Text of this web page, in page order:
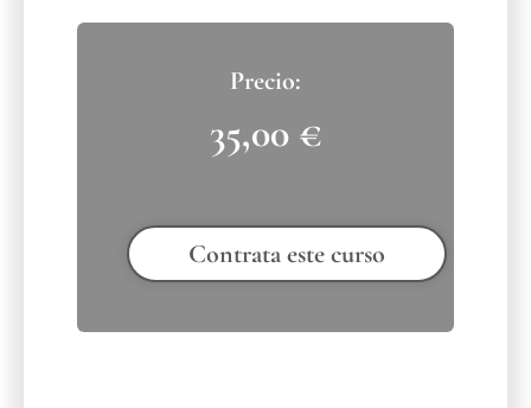
35,00 €
Contrata este curso